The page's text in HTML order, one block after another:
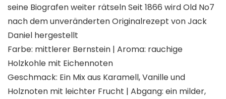
seine Biografen weiter rätseln Seit 1866 wird Old No7
nach dem unveränderten Originalrezept von Jack
Daniel hergestellt
Farbe: mittlerer Bernstein | Aroma: rauchige
Holzkohle mit Eichennoten
Geschmack: Ein Mix aus Karamell, Vanille und
Holznoten mit leichter Frucht | Abgang: ein milder,